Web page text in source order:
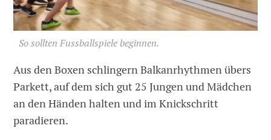
So sollten Fussballspiele beginnen.
Aus den Boxen schlingern Balkanrhythmen übers
Parkett, auf dem sich gut 25 Jungen und Mädchen
an den Händen halten und im Knickschritt
paradieren.